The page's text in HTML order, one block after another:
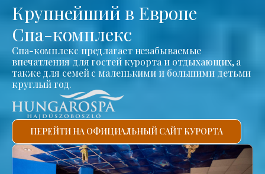
Крупнейший в Европе
Спа-комплекс
Спа-комплекс предлагает незабываемые
впечатления для гостей курорта и отдыхающих, а
также для семей с маленькими и большими детьми
круглый год.
ПЕРЕЙТИ НА ОФИЦИАЛЬНЫЙ САЙТ КУРОРТА